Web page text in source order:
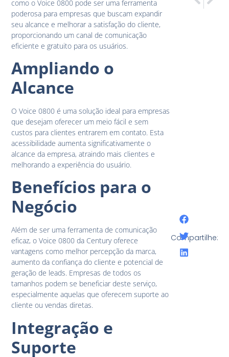
como o Voice 0800 pode ser uma ferramenta
poderosa para empresas que buscam expandir
seu alcance e melhorar a satisfação do cliente,
proporcionando um canal de comunicação
eficiente e gratuito para os usuários.
Ampliando o
Alcance
O Voice 0800 é uma solução ideal para empresas
que desejam oferecer um meio fácil e sem
custos para clientes entrarem em contato. Esta
acessibilidade aumenta significativamente o
alcance da empresa, atraindo mais clientes e
melhorando a experiência do usuário.
Benefícios para o
Negócio
Além de ser uma ferramenta de comunicação
eficaz, o Voice 0800 da Century oferece
vantagens como melhor percepção da marca,
aumento da confiança do cliente e potencial de
geração de leads. Empresas de todos os
tamanhos podem se beneficiar deste serviço,
especialmente aquelas que oferecem suporte ao
cliente ou vendas diretas.
Integração e
Suporte
Compartilhe:
Voice
PABX